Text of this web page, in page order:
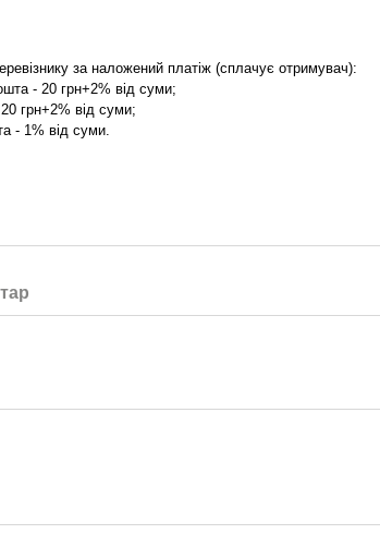
за наложений платіж (сплачує отримувач):
- 20 грн+2% від суми;
грн+2% від суми;
- 1% від суми.